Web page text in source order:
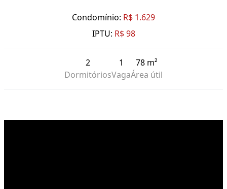
Condomínio: R$ 1.629
IPTU: R$ 98
2
Dormitórios
1
Vaga
78 m²
Área útil